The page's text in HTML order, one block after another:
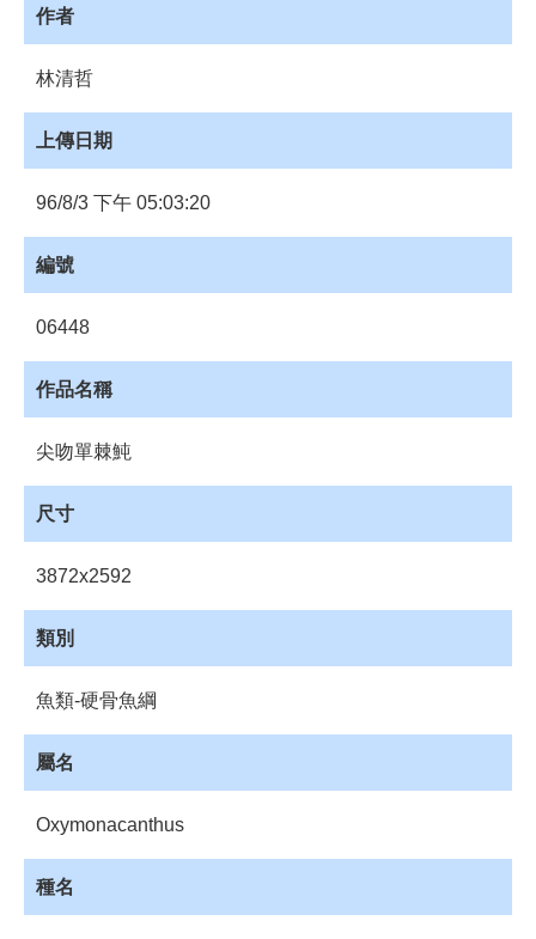
專
館
員
網
站
購
車
理
資
理
源
藏
入
作者
林清哲
上傳日期
96/8/3 下午 05:03:20
編號
06448
作品名稱
尖吻單棘魨
尺寸
3872x2592
類別
魚類-硬骨魚綱
屬名
Oxymonacanthus
種名